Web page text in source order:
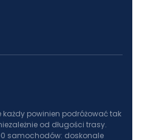
każdy powinien podróżować tak
od długości trasy.
samochodów: doskonale